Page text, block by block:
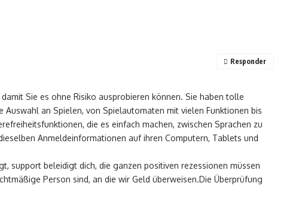
Sie es ohne Risiko ausprobieren können. Sie haben tolle
an Spielen, von Spielautomaten mit vielen Funktionen bis
die es einfach machen, zwischen Sprachen zu
Anmeldeinformationen auf ihren Computern, Tablets und
support beleidigt dich, die ganzen positiven rezessionen müssen
Person sind, an die wir Geld überweisen.Die Überprüfung
Responder